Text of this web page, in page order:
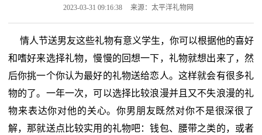
2023-03-31 09:16:38 来源：太平洋礼物网
情人节送男友这些礼物有意义学生，你可以根据他的喜好
和嗜好来选择礼物，慢慢的回想一下，礼物就想出来了，然
后你挑一个你认为最好的礼物送给恋人。这样就会有很多礼
物的了。一年一次，可以选择比较浪漫并且又不失浪漫的礼
物来表达你对他的关心。你男朋友既然对你不是很深很了
解，那就送点比较实用的礼物吧：钱包、腰带之类的，或者